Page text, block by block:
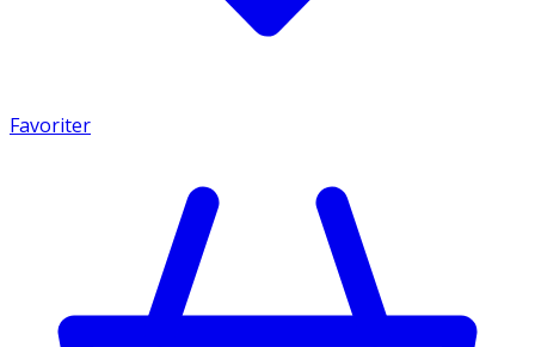
Favoriter